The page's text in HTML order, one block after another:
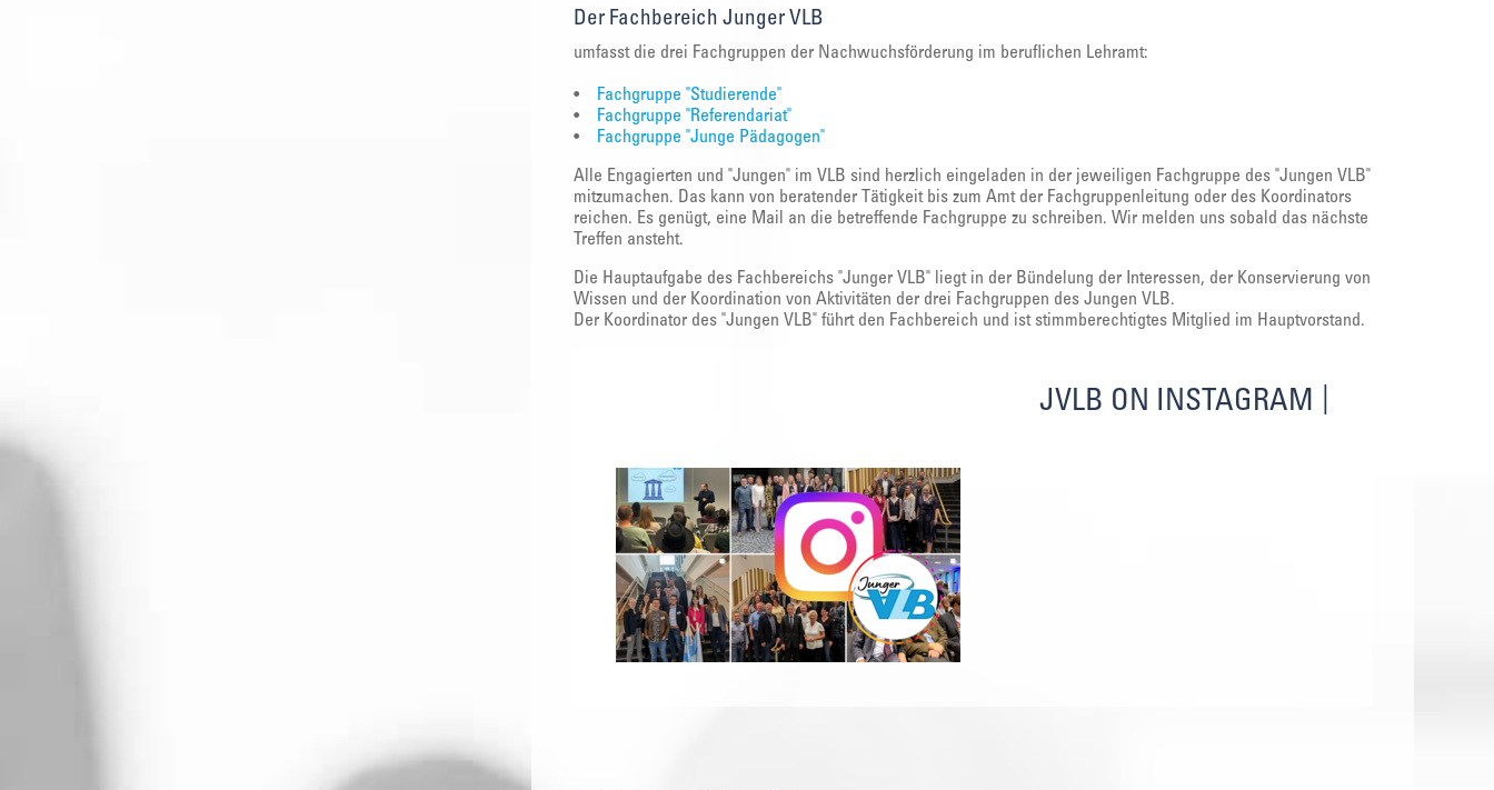
Der Fachbereich Junger VLB
umfasst die drei Fachgruppen der Nachwuchsförderung im beruflichen Lehramt:
•
Fachgruppe "Studierende"
•
Fachgruppe "Referendariat"
•
Fachgruppe "Junge Pädagogen"
Alle Engagierten und "Jungen" im VLB sind herzlich eingeladen in der jeweiligen Fachgruppe des "Jungen VLB"
mitzumachen. Das kann von beratender Tätigkeit bis zum Amt der Fachgruppenleitung oder des Koordinators
reichen. Es genügt, eine Mail an die betreffende Fachgruppe zu schreiben. Wir melden uns sobald das nächste
Treffen ansteht.
Die Hauptaufgabe des Fachbereichs "Junger VLB" liegt in der Bündelung der Interessen, der Konservierung von
Wissen und der Koordination von Aktivitäten der drei Fachgruppen des Jungen VLB.
Der Koordinator des "Jungen VLB" führt den Fachbereich und ist stimmberechtigtes Mitglied im Hauptvorstand.
JVLB ON INSTAGRAM